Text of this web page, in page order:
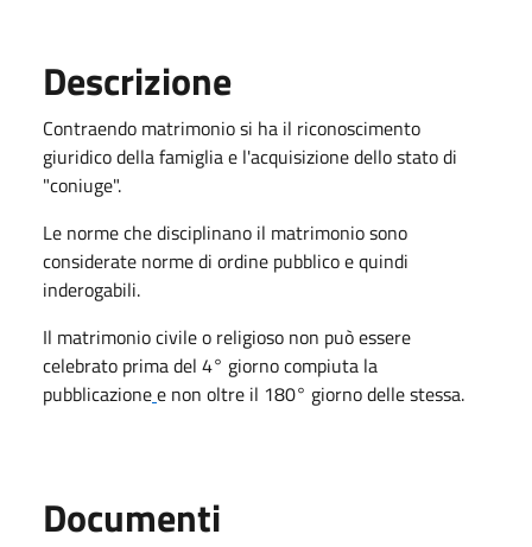
Descrizione
Contraendo matrimonio si ha il riconoscimento
giuridico della famiglia e l'acquisizione dello stato di
"coniuge".
Le norme che disciplinano il matrimonio sono
considerate norme di ordine pubblico e quindi
inderogabili.
Il matrimonio civile o religioso non può essere
celebrato prima del 4° giorno compiuta la
pubblicazionee non oltre il 180° giorno delle stessa.
Documenti